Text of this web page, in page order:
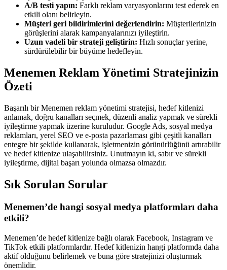
A/B testi yapın: Farklı reklam varyasyonlarını test ederek en
etkili olanı belirleyin.
Müşteri geri bildirimlerini değerlendirin: Müşterilerinizin
görüşlerini alarak kampanyalarınızı iyileştirin.
Uzun vadeli bir strateji geliştirin: Hızlı sonuçlar yerine,
sürdürülebilir bir büyüme hedefleyin.
Menemen Reklam Yönetimi Stratejinizin
Özeti
Başarılı bir Menemen reklam yönetimi stratejisi, hedef kitlenizi
anlamak, doğru kanalları seçmek, düzenli analiz yapmak ve sürekli
iyileştirme yapmak üzerine kuruludur. Google Ads, sosyal medya
reklamları, yerel SEO ve e-posta pazarlaması gibi çeşitli kanalları
entegre bir şekilde kullanarak, işletmenizin görünürlüğünü artırabilir
ve hedef kitlenize ulaşabilirsiniz. Unutmayın ki, sabır ve sürekli
iyileştirme, dijital başarı yolunda olmazsa olmazdır.
Sık Sorulan Sorular
Menemen’de hangi sosyal medya platformları daha
etkili?
Menemen’de hedef kitlenize bağlı olarak Facebook, Instagram ve
TikTok etkili platformlardır. Hedef kitlenizin hangi platformda daha
aktif olduğunu belirlemek ve buna göre stratejinizi oluşturmak
önemlidir.